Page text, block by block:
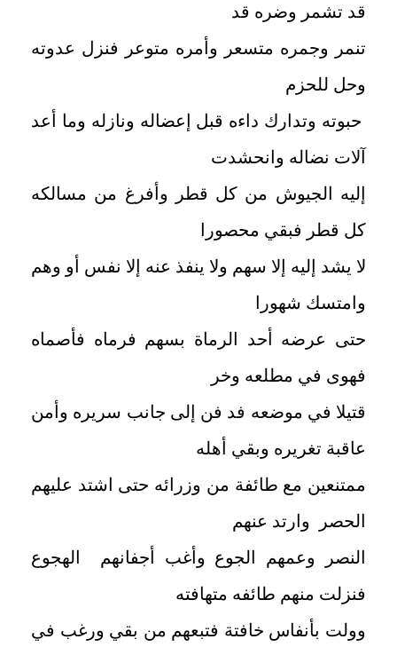
قد تشمر وضره قد
تنمر وجمره متسعر وأمره متوعر فنزل عدوته
وحل للحزم
حبوته وتدارك داءه قبل إعضاله ونازله وما أعد
آلات نضاله وانحشدت
إليه الجيوش من كل قطر وأفرغ من مسالكه
كل قطر فبقي محصورا
لا يشد إليه إلا سهم ولا ينفذ عنه إلا نفس أو وهم
وامتسك شهورا
حتى عرضه أحد الرماة بسهم فرماه فأصماه
فهوى في مطلعه وخر
قتيلا في موضعه فد فن إلى جانب سريره وأمن
عاقبة تغريره وبقي أهله
ممتنعين مع طائفة من وزرائه حتى اشتد عليهم
الحصر وارتد عنهم
النصر وعمهم الجوع وأغب أجفانهم الهجوع
فنزلت منهم طائفه متهافته
وولت بأنفاس خافتة فتبعهم من بقي ورغب في